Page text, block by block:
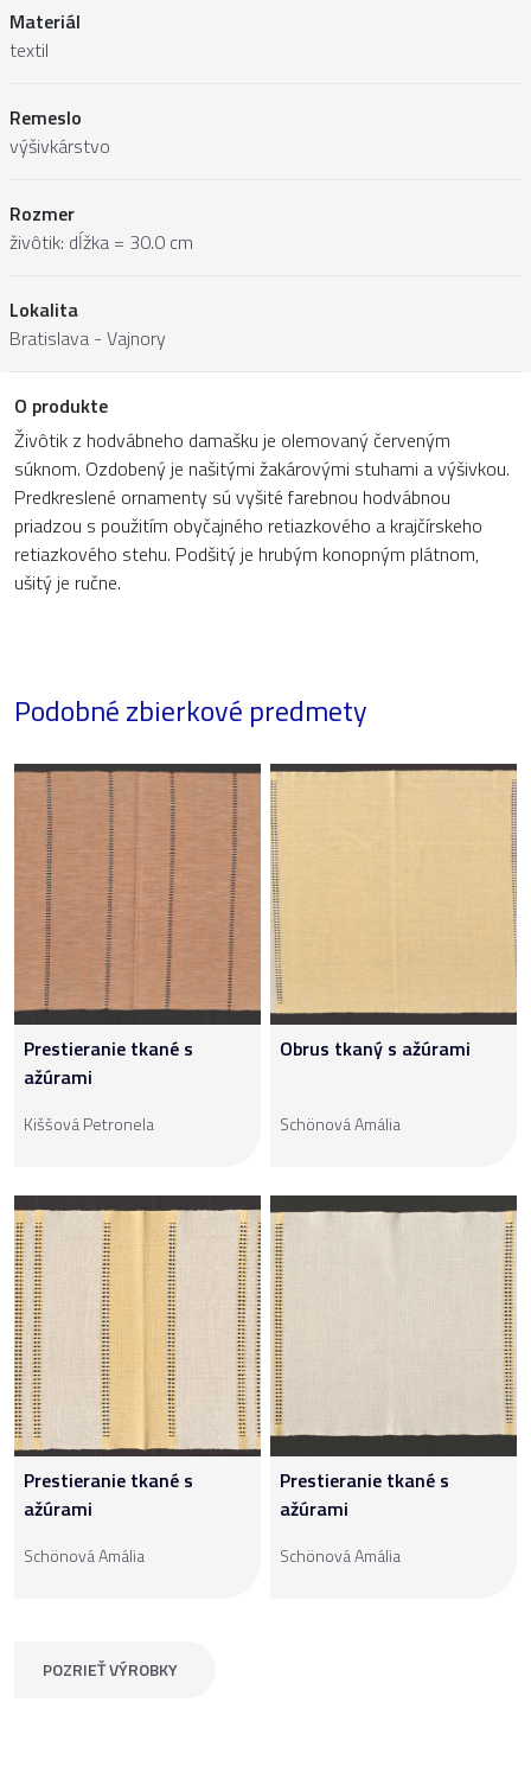
Materiál
textil
Remeslo
výšivkárstvo
Rozmer
živôtik: dĺžka = 30.0 cm
Lokalita
Bratislava - Vajnory
O produkte
Živôtik z hodvábneho damašku je olemovaný červeným
súknom. Ozdobený je našitými žakárovými stuhami a výšivkou.
Predkreslené ornamenty sú vyšité farebnou hodvábnou
priadzou s použitím obyčajného retiazkového a krajčírskeho
retiazkového stehu. Podšitý je hrubým konopným plátnom,
ušitý je ručne.
Podobné zbierkové predmety
Prestieranie tkané s
ažúrami
Kiššová Petronela
Obrus tkaný s ažúrami
Schönová Amália
Prestieranie tkané s
ažúrami
Schönová Amália
Prestieranie tkané s
ažúrami
Schönová Amália
POZRIEŤ VÝROBKY